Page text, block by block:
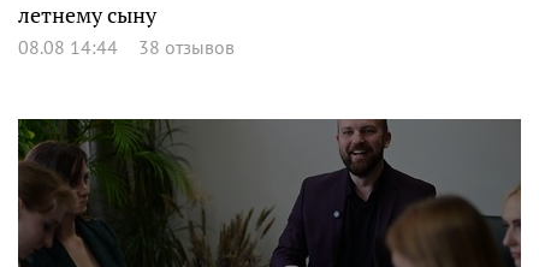
летнему сыну
08.08 14:44 38 отзывов